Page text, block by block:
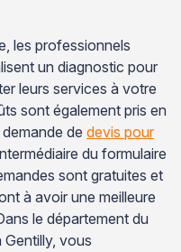
les professionnels
un diagnostic pour
leurs services à votre
sont également pris en
de devis pour
du formulaire
sont gratuites et
à avoir une meilleure
le département du
Gentilly, vous